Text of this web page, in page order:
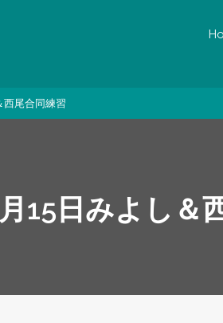
西尾合同練習
15日みよし＆